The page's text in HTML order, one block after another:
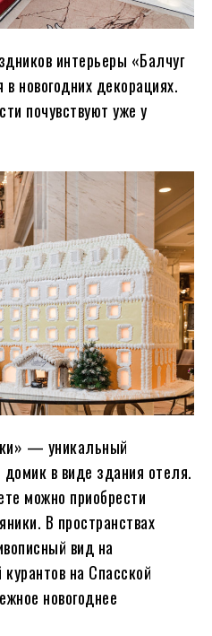
интерьеры «Балчуг
новогодних декорациях.
почувствуют уже у
— уникальный
в виде здания отеля.
можно приобрести
В пространствах
вид на
на Спасской
новогоднее